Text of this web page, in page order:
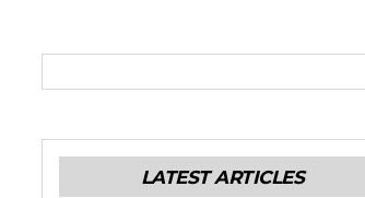
LATEST ARTICLES